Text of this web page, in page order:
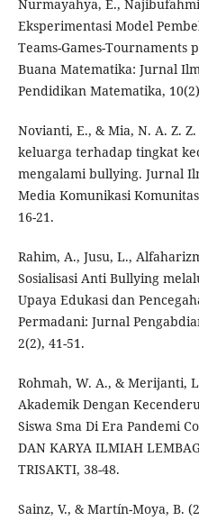
Nurmayahya, E.,
Eksperimentasi Model
Teams-Games-Tournaments
Buana Matematika: Jurnal
Pendidikan Matematika,
Novianti, E., & Mia, N. A. Z.
keluarga terhadap tingkat
mengalami bullying. Jurnal
Media Komunikasi
16-21.
Rahim, A., Jusu, L.,
Sosialisasi Anti Bullying
Upaya Edukasi dan
Permadani: Jurnal
2(2), 41-51.
Rohmah, W. A., & Merijanti,
Akademik Dengan
Siswa Sma Di Era Pandemi
DAN KARYA ILMIAH
TRISAKTI, 38-48.
Sainz, V., & Martín-Moya, B.